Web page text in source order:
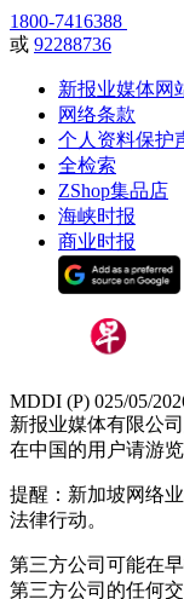
1800-7416388
或 92288736
新报业媒体网
网络条款
个人资料保护
全检索
ZShop集品店
海峡时报
商业时报
MDDI (P) 025/05/
新报业媒体有限公
在中国的用户请游览
提醒：新加坡网络
法律行动。
第三方公司可能在
第三方公司的任何